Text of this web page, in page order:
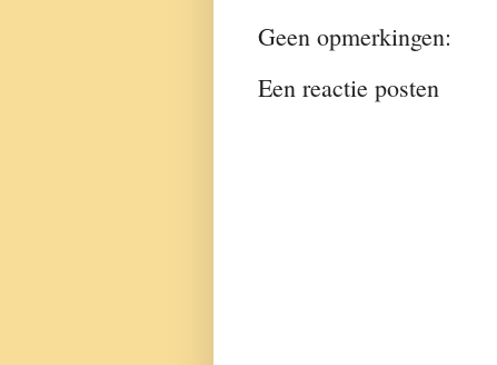
Geen opmerkingen:
Een reactie posten